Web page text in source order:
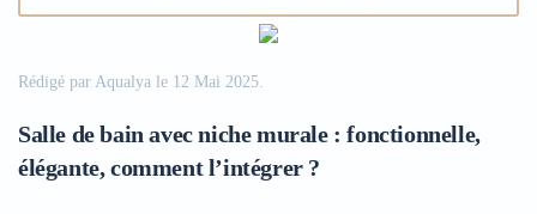
Rédigé par Aqualya le 12 Mai 2025.
Salle de bain avec niche murale : fonctionnelle,
élégante, comment l’intégrer ?